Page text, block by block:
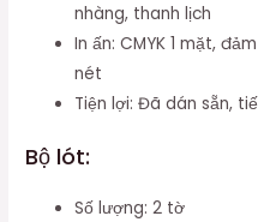
nhàng, thanh lịch
In ấn: CMYK 1 mặt,
nét
Tiện lợi: Đã dán sẵn,
Bộ lót:
Số lượng: 2 tờ